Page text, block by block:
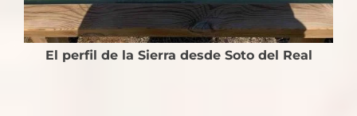
El perfil de la Sierra desde Soto del Real